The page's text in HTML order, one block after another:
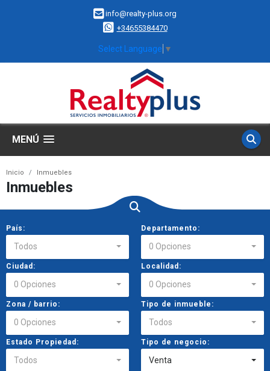
info@realty-plus.org
+34655384470
Select Language ▼
MENÚ
Inicio Inmuebles
Inmuebles
País:
Todos
Departamento:
0 Opciones
Ciudad:
0 Opciones
Localidad:
0 Opciones
Zona / barrio:
0 Opciones
Tipo de inmueble:
Todos
Estado Propiedad:
Todos
Tipo de negocio:
Venta